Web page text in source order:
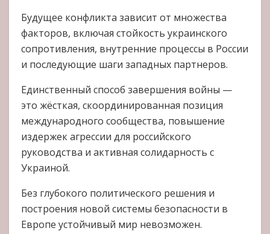
Будущее конфликта зависит от множества
факторов, включая стойкость украинского
сопротивления, внутренние процессы в России
и последующие шаги западных партнеров.
Единственный способ завершения войны —
это жёсткая, скоординированная позиция
международного сообщества, повышение
издержек агрессии для российского
руководства и активная солидарность с
Украиной.
Без глубокого политического решения и
построения новой системы безопасности в
Европе устойчивый мир невозможен.